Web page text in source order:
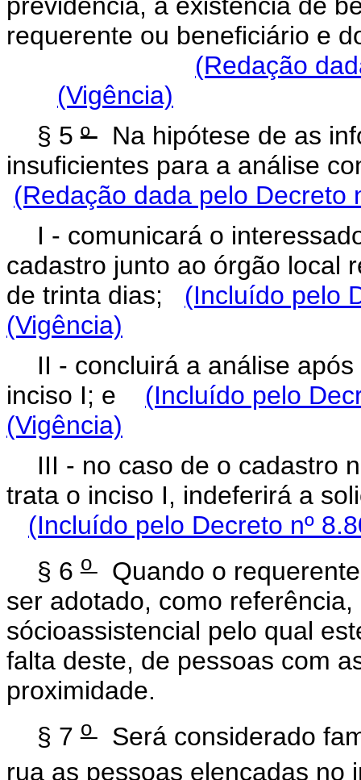
previdência, a existência de
requerente ou beneficiário e
(Redação
(Vigência)
§ 5ºNa hipótese de as
insuficientes para a análise
(Redação dada pelo Decreto
I - comunicará o
cadastro junto ao órgão local
de trinta dias; (Incluído pelo
(Vigência)
II - concluirá a análise
inciso I; e (Incluído pelo
(Vigência)
III - no caso de o cadastro
trata o inciso I, indeferirá a
(Incluído pelo Decreto nº
§ 6o Quando o
ser adotado, como
sócioassistencial pelo qual
falta deste, de pessoas com
proximidade.
§ 7o Será considerado
rua as pessoas elencadas no